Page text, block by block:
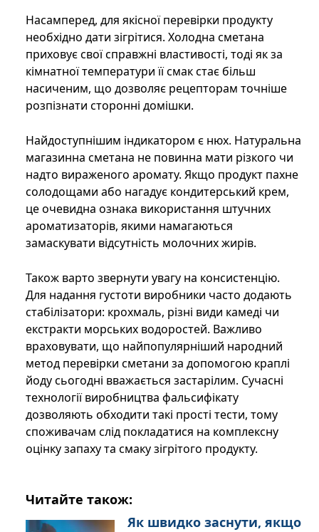
Насамперед, для якісної перевірки продукту
необхідно дати зігрітися. Холодна сметана
приховує свої справжні властивості, тоді як за
кімнатної температури її смак стає більш
насиченим, що дозволяє рецепторам точніше
розпізнати сторонні домішки.
Найдоступнішим індикатором є нюх. Натуральна
магазинна сметана не повинна мати різкого чи
надто вираженого аромату. Якщо продукт пахне
солодощами або нагадує кондитерський крем,
це очевидна ознака використання штучних
ароматизаторів, якими намагаються
замаскувати відсутність молочних жирів.
Також варто звернути увагу на консистенцію.
Для надання густоти виробники часто додають
стабілізатори: крохмаль, різні види камеді чи
екстракти морських водоростей. Важливо
враховувати, що найпопулярніший народний
метод перевірки сметани за допомогою краплі
йоду сьогодні вважається застарілим. Сучасні
технології виробництва фальсифікату
дозволяють обходити такі прості тести, тому
споживачам слід покладатися на комплексну
оцінку запаху та смаку зігрітого продукту.
Читайте також:
Як швидко заснути, якщо